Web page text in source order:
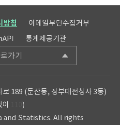
방침
이메일무단수집거부
통계제공기관
가기
189 (둔산동, 정부대전청사 3동)
)
and Statistics. All rights